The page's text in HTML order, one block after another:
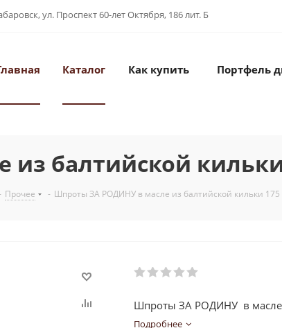
ул. Проспект 60-лет Октября, 186 лит. Б
Каталог Как купить Портфель
балтийской
Прочее - Шпроты ЗА РОДИНУ в масле из балтийской кильки
Шпроты ЗА РОДИНУ в
Подробнее